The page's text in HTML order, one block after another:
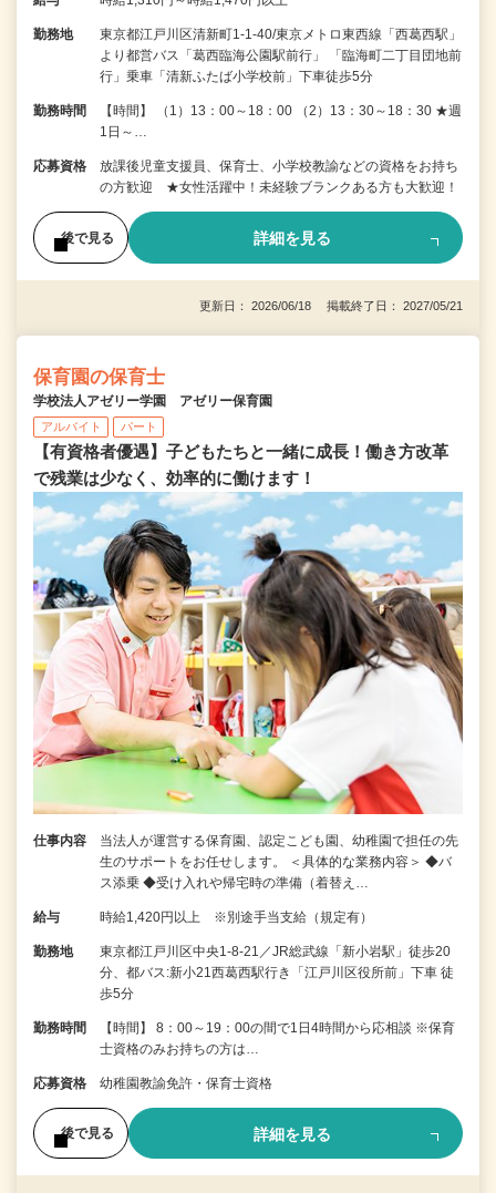
勤務地
東京都江戸川区清新町1-1-40/東京メトロ東西線「西葛西駅」
より都営バス「葛西臨海公園駅前行」 「臨海町二丁目団地前
行」乗車「清新ふたば小学校前」下車徒歩5分
勤務時間
【時間】 （1）13：00～18：00 （2）13：30～18：30 ★週
1日～…
応募資格
放課後児童支援員、保育士、小学校教諭などの資格をお持ち
の方歓迎 ★女性活躍中！未経験ブランクある方も大歓迎！
後で見る 詳細を見る
更新日： 2026/06/18 掲載終了日： 2027/05/21
保育園の保育士
学校法人アゼリー学園 アゼリー保育園
アルバイト パート
【有資格者優遇】子どもたちと一緒に成長！働き方改革
で残業は少なく、効率的に働けます！
仕事内容
当法人が運営する保育園、認定こども園、幼稚園で担任の先
生のサポートをお任せします。 ＜具体的な業務内容＞ ◆バ
ス添乗 ◆受け入れや帰宅時の準備（着替え…
給与 時給1,420円以上 ※別途手当支給（規定有）
勤務地
東京都江戸川区中央1-8-21／JR総武線「新小岩駅」徒歩20
分、都バス:新小21西葛西駅行き「江戸川区役所前」下車 徒
歩5分
勤務時間
【時間】 8：00～19：00の間で1日4時間から応相談 ※保育
士資格のみお持ちの方は…
応募資格 幼稚園教諭免許・保育士資格
後で見る 詳細を見る